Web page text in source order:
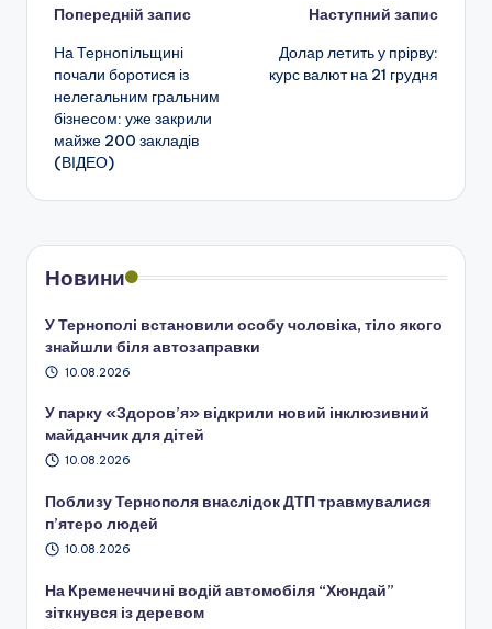
Навігація
по
запису
Попередній запис
На Тернопільщині
почали боротися із
нелегальним гральним
бізнесом: уже закрили
майже 200 закладів
(ВІДЕО)
Наступний запис
Долар летить у прірву:
курс валют на 21 грудня
Новини
У Тернополі встановили особу чоловіка, тіло якого
знайшли біля автозаправки
10.08.2026
У парку «Здоров’я» відкрили новий інклюзивний
майданчик для дітей
10.08.2026
Поблизу Тернополя внаслідок ДТП травмувалися
п’ятеро людей
10.08.2026
На Кременеччині водій автомобіля “Хюндай”
зіткнувся із деревом